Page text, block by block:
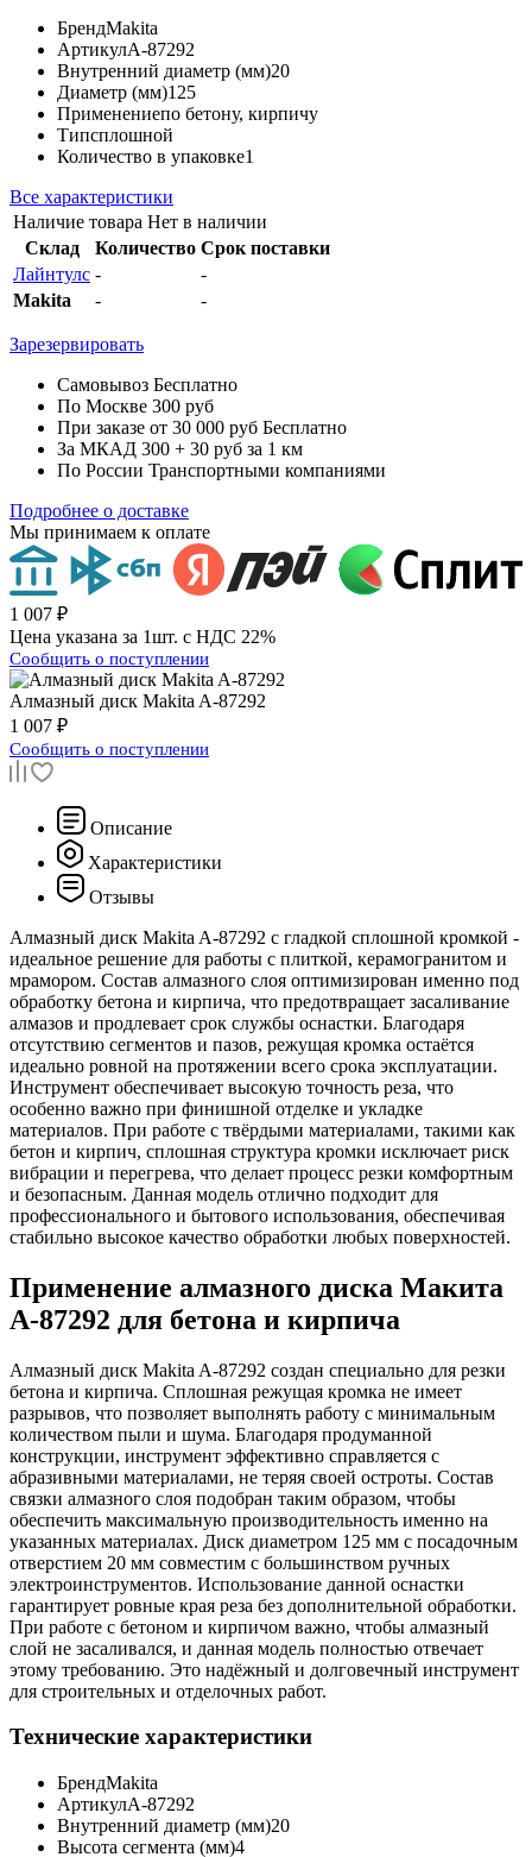
БрендMakita
АртикулA-87292
Внутренний диаметр (мм)20
Диаметр (мм)125
Применениепо бетону, кирпичу
Типсплошной
Количество в упаковке1
Все характеристики
Наличие товара Нет в наличии
Склад
Количество Срок поставки
Лайнтулс -
-
Makita
- -
Зарезервировать
Самовывоз Бесплатно
По Москве 300 руб
При заказе от 30 000 руб Бесплатно
За МКАД 300 + 30 руб за 1 км
По России Транспортными компаниями
Подробнее о доставке
Мы принимаем к оплате
1 007 ₽
Цена указана за 1шт. с НДС 22%
Сообщить о поступлении
Алмазный диск Makita A-87292
1 007 ₽
Сообщить о поступлении
Описание
Характеристики
Отзывы
Алмазный диск Makita A-87292 с гладкой сплошной кромкой -
идеальное решение для работы с плиткой, керамогранитом и
мрамором. Состав алмазного слоя оптимизирован именно под
обработку бетона и кирпича, что предотвращает засаливание
алмазов и продлевает срок службы оснастки. Благодаря
отсутствию сегментов и пазов, режущая кромка остаётся
идеально ровной на протяжении всего срока эксплуатации.
Инструмент обеспечивает высокую точность реза, что
особенно важно при финишной отделке и укладке
материалов. При работе с твёрдыми материалами, такими как
бетон и кирпич, сплошная структура кромки исключает риск
вибрации и перегрева, что делает процесс резки комфортным
и безопасным. Данная модель отлично подходит для
профессионального и бытового использования, обеспечивая
стабильно высокое качество обработки любых поверхностей.
Применение алмазного диска Макита
A-87292 для бетона и кирпича
Алмазный диск Makita A-87292 создан специально для резки
бетона и кирпича. Сплошная режущая кромка не имеет
разрывов, что позволяет выполнять работу с минимальным
количеством пыли и шума. Благодаря продуманной
конструкции, инструмент эффективно справляется с
абразивными материалами, не теряя своей остроты. Состав
связки алмазного слоя подобран таким образом, чтобы
обеспечить максимальную производительность именно на
указанных материалах. Диск диаметром 125 мм с посадочным
отверстием 20 мм совместим с большинством ручных
электроинструментов. Использование данной оснастки
гарантирует ровные края реза без дополнительной обработки.
При работе с бетоном и кирпичом важно, чтобы алмазный
слой не засаливался, и данная модель полностью отвечает
этому требованию. Это надёжный и долговечный инструмент
для строительных и отделочных работ.
Технические характеристики
БрендMakita
АртикулA-87292
Внутренний диаметр (мм)20
Высота сегмента (мм)4